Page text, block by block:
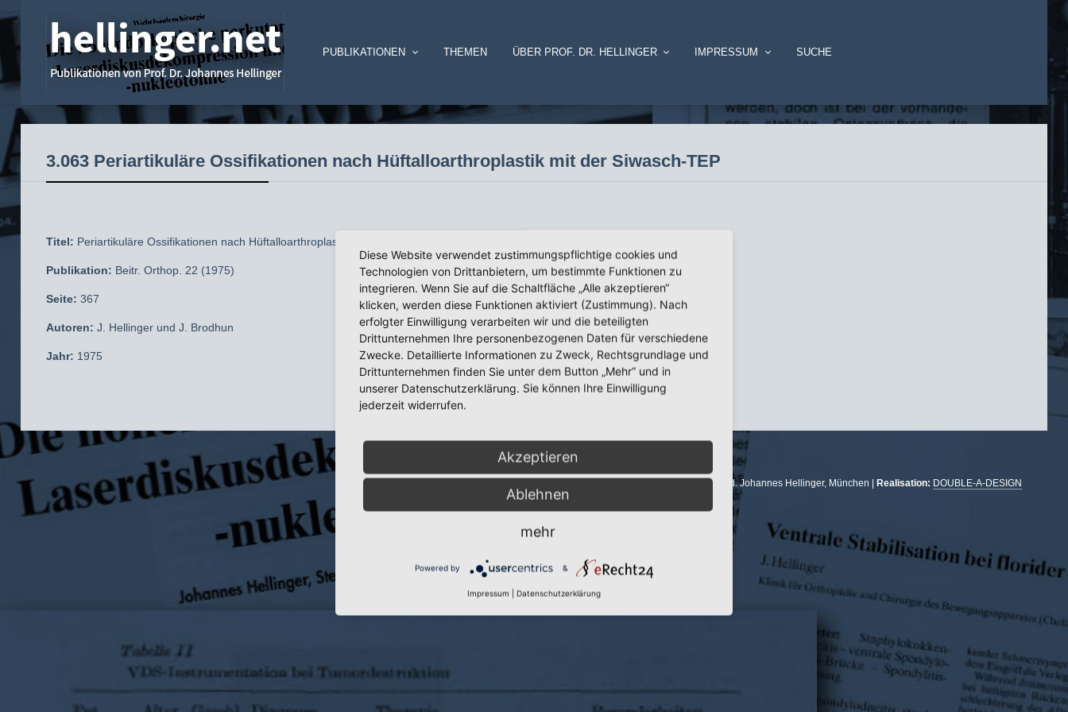
PUBLIKATIONEN THEMEN ÜBER PROF. DR. HELLINGER IMPRESSUM SUCHE
3.063 Periartikuläre Ossifikationen nach Hüftalloarthroplastik mit der Siwasch-TEP
Titel: Periartikuläre Ossifikationen nach Hüftalloarthroplastik mit der Siwasch-TEP
Publikation: Beitr. Orthop. 22 (1975)
Seite: 367
Autoren: J. Hellinger und J. Brodhun
Jahr: 1975
Prof. Dr. med. Johannes Hellinger, München | Realisation: DOUBLE-A-DESIGN
Diese Website verwendet zustimmungspflichtige cookies und
Technologien von Drittanbietern, um bestimmte Funktionen zu
integrieren. Wenn Sie auf die Schaltfläche „Alle akzeptieren“
klicken, werden diese Funktionen aktiviert (Zustimmung). Nach
erfolgter Einwilligung verarbeiten wir und die beteiligten
Drittunternehmen Ihre personenbezogenen Daten für verschiedene
Zwecke. Detaillierte Informationen zu Zweck, Rechtsgrundlage und
Drittunternehmen finden Sie unter dem Button „Mehr“ und in
unserer Datenschutzerklärung. Sie können Ihre Einwilligung
jederzeit widerrufen.
Akzeptieren
Ablehnen
mehr
Powered by &
Impressum Datenschutzerklärung